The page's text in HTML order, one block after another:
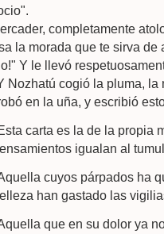
completamente
la morada que te sirva
Y le llevó
Nozhatú cogió la pluma,
en la uña, y escribió
carta es la de la propia
igualan al
cuyos párpados ha
han gastado las
que en su dolor ya